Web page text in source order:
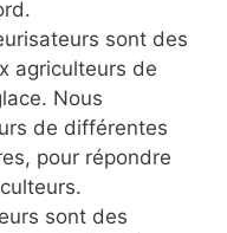
sont des
agriculteurs de
Nous
de différentes
pour répondre
sont des